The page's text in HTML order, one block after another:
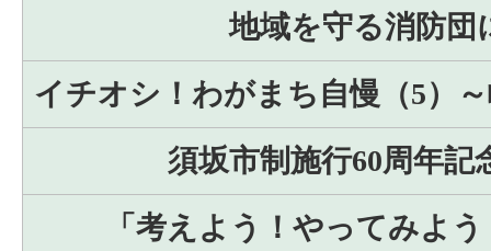
地域を守る消防団
イチオシ！わがまち自慢（5）
須坂市制施行60周年記
「考えよう！やってみよ